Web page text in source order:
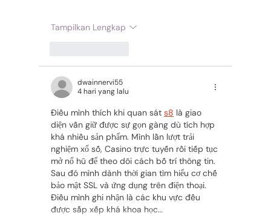
Tampilkan Lengkap
dwainnervi55
4 hari yang lalu
Điều mình thích khi quan sát s8 là giao
diện vẫn giữ được sự gọn gàng dù tích hợp
khá nhiều sản phẩm. Mình lần lượt trải
nghiệm xổ số, Casino trực tuyến rồi tiếp tục
mở nổ hũ để theo dõi cách bố trí thông tin.
Sau đó mình dành thời gian tìm hiểu cơ chế
bảo mật SSL và ứng dụng trên điện thoại.
Điều mình ghi nhận là các khu vực đều
được sắp xếp khá khoa học…